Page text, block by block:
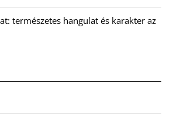
természetes hangulat és karakter az